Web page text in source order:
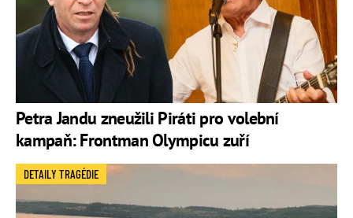
Petra Jandu zneužili Piráti pro volební
kampaň: Frontman Olympicu zuří
DETAILY TRAGÉDIE